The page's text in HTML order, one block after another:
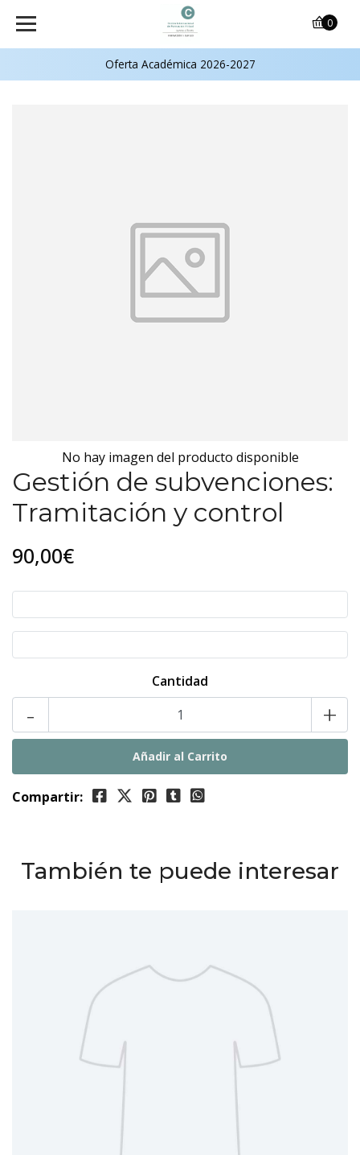
Oferta Académica 2026-2027
0
No hay imagen del producto disponible
Gestión de subvenciones:
Tramitación y control
90,00€
Cantidad
- +
Compartir:
También te puede interesar